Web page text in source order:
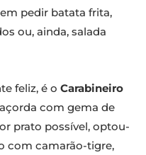
pedir batata frita,
ou, ainda, salada
feliz, é o Carabineiro
com gema de
prato possível, optou-
com camarão-tigre,